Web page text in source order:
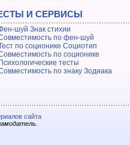
И СЕРВИСЫ
шуй Знак стихии
по фен-шуй
по соционике Социотип
по соционике
Психологические тесты
по знаку Зодиака
сайта